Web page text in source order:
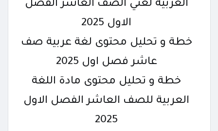
العربية لغتي الصف العاشر الفصل
الاول 2025
خطة و تحليل محتوى لغة عربية صف
عاشر فصل اول 2025
خطة و تحليل محتوى مادة اللغة
العربية للصف العاشر الفصل الاول
2025